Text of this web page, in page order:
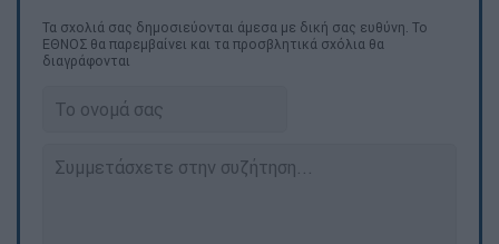
Τα σχολιά σας δημοσιεύονται άμεσα με δική σας ευθύνη. Το
ΕΘΝΟΣ θα παρεμβαίνει και τα προσβλητικά σχόλια θα
διαγράφονται